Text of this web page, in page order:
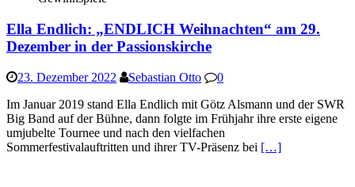
Ella Endlich: „ENDLICH Weihnachten“ am 29.
Dezember in der Passionskirche
23. Dezember 2022 Sebastian Otto
0
Im Januar 2019 stand Ella Endlich mit Götz Alsmann und der SWR
Big Band auf der Bühne, dann folgte im Frühjahr ihre erste eigene
umjubelte Tournee und nach den vielfachen
Sommerfestivalauftritten und ihrer TV-Präsenz bei […]